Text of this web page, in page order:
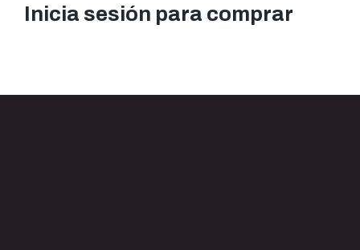
Inicia sesión para comprar